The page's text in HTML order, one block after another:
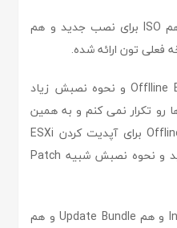
در رابطه با ESXi مثل همیشه هم ISO برای نصب جدید و هم
قبلاً توی سایت راجع به Offlline Bundle و نحوه نصبش زیاد
رو تکرار نمی کنم و به همین
بسنده می کنم که از Offline Bundle برای آپدیت کردن ESXi
فعلیتون می تونید استفاده کنید و نحوه نصبش شبیه Patch
در رابطه با vCenter هم Installer و هم Update Bundle و هم